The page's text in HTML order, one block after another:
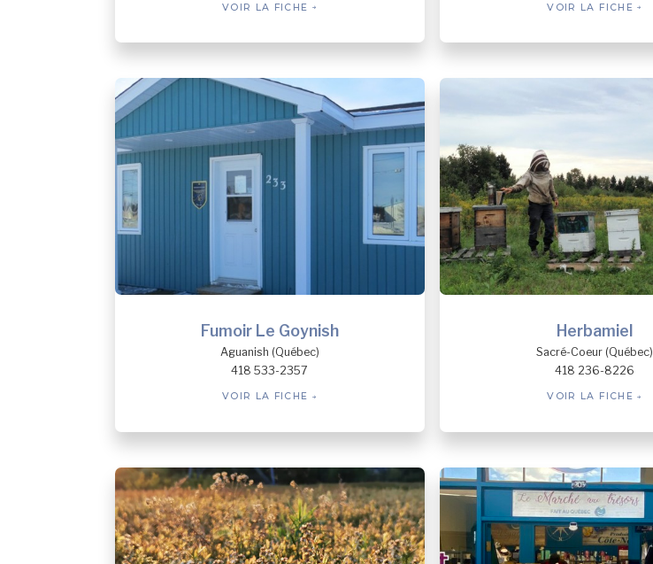
VOIR LA FICHE VOIR LA FICHE
Fumoir Le Goynish
Aguanish (Québec)
418 533-2357
VOIR LA FICHE
Herbamiel
Sacré-Coeur (Québec)
418 236-8226
VOIR LA FICHE